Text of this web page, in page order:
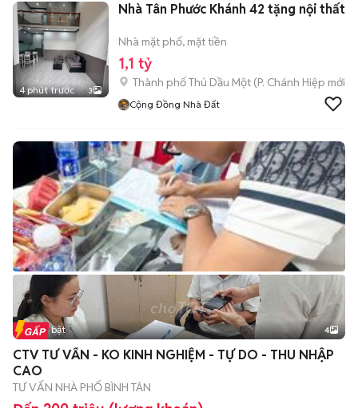
4 phút trước 3
Nhà Tân Phước Khánh 42 tặng nội thất
Nhà mặt phố, mặt tiền
1,1 tỷ
Thành phố Thủ Dầu Một (P. Chánh Hiệp mới)
Cộng Đồng Nhà Đất
Tin nổi bật 4
CTV TƯ VẤN - KO KINH NGHIỆM - TỰ DO - THU NHẬP
CAO
TƯ VẤN NHÀ PHỐ BÌNH TÂN